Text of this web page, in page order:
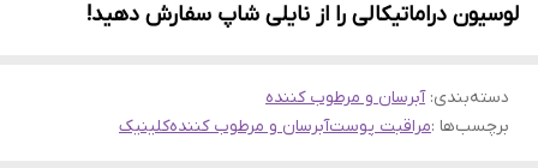
لوسیون دراماتیکالی را از نایلی شاپ سفارش دهید!
دسته‌بندی:آبرسان و مرطوب کننده
برچسب‌ها :مراقبت پوستآبرسان و مرطوب کنندهکلینیک